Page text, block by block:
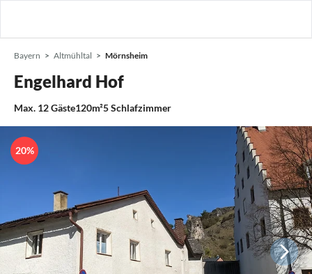
Bayern Altmühltal Mörnsheim
Engelhard Hof
Max. 12Gäste120m²5Schlafzimmer
20%